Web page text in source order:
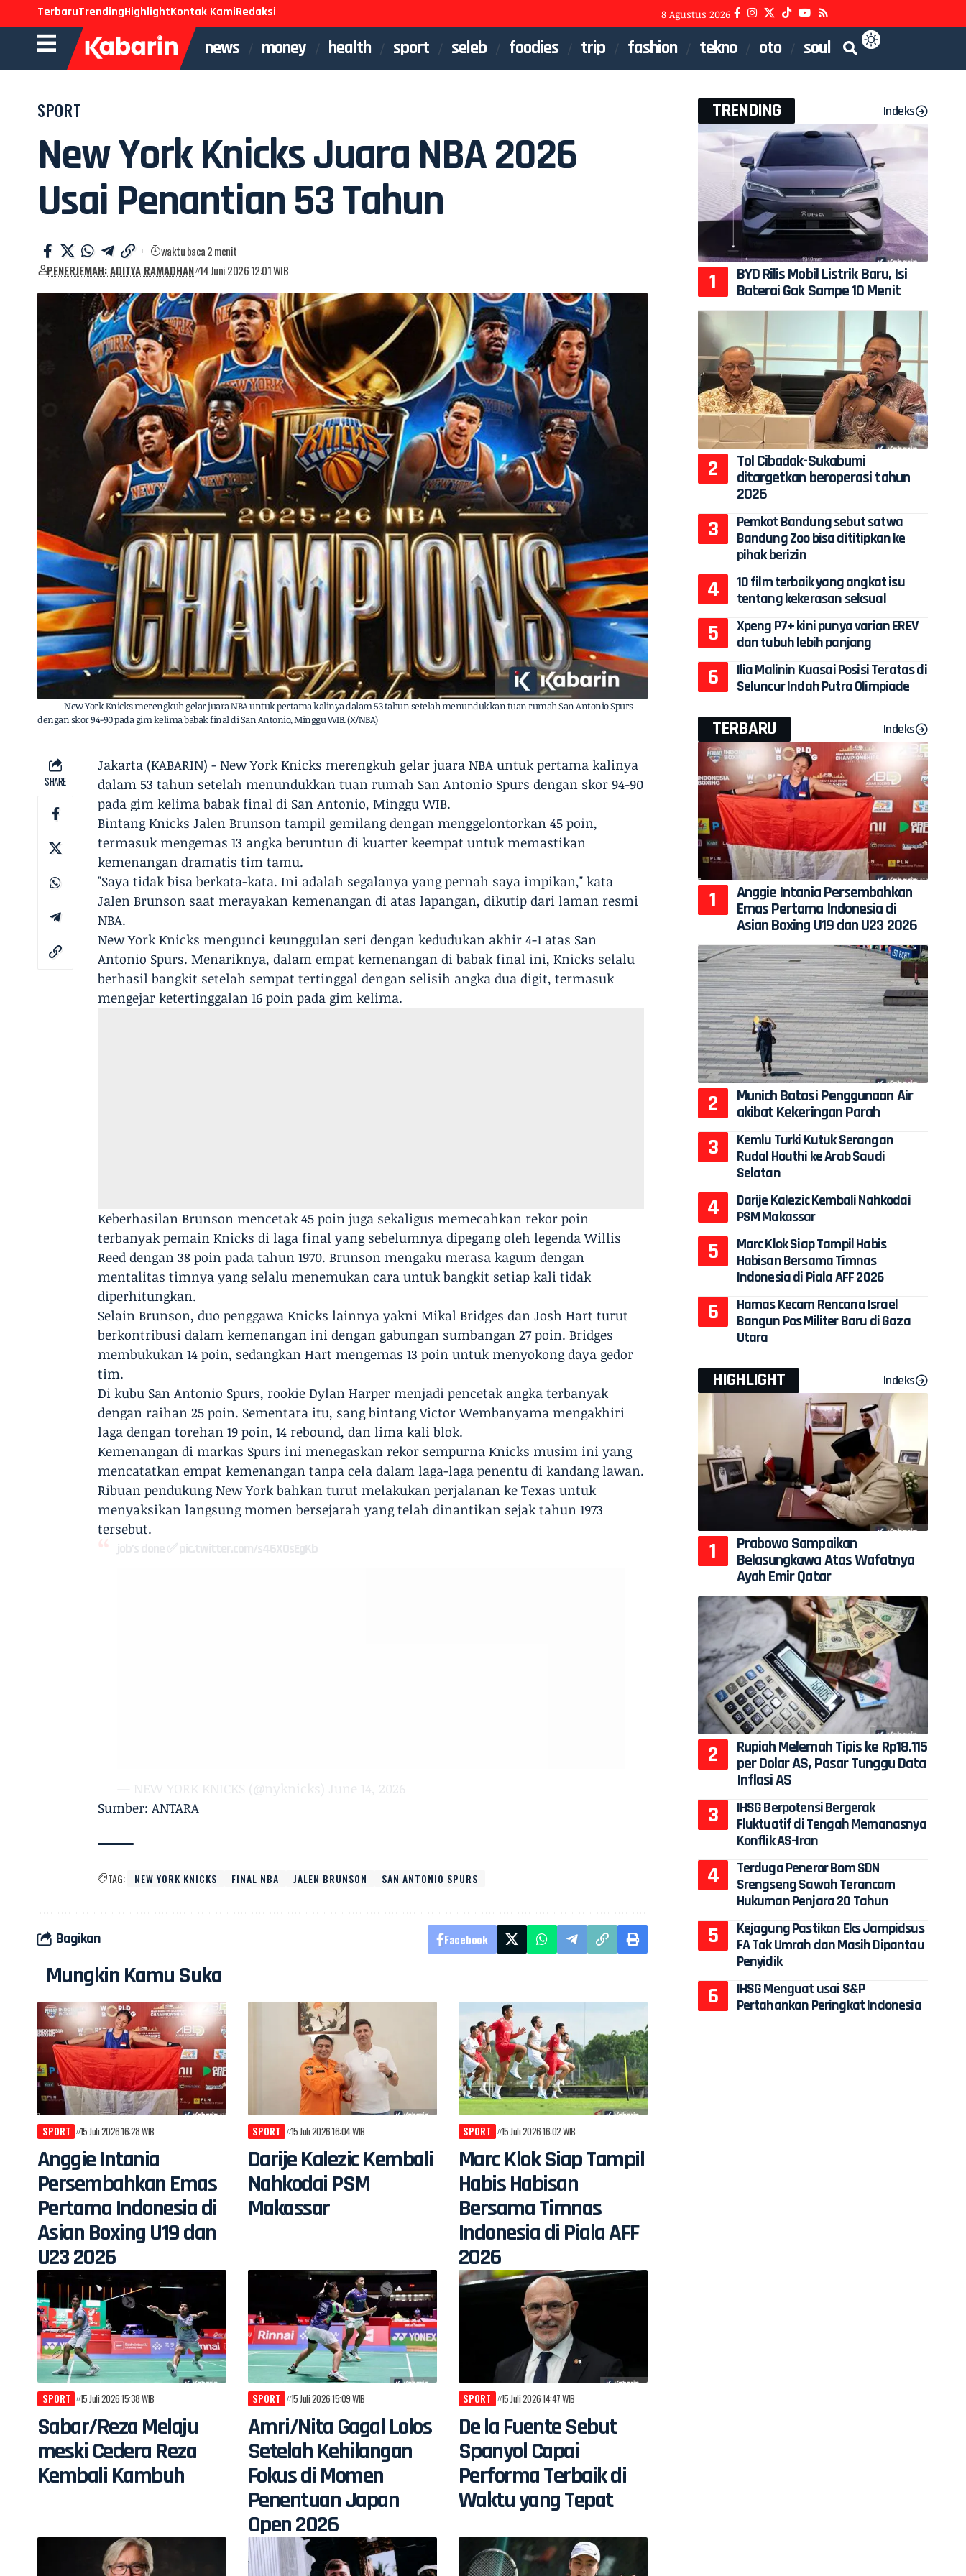
TerbaruTrendingHighlightKontak KamiRedaksi 8 Agustus 2026
news money health sport seleb foodies trip fashion tekno oto soul
SPORT
New York Knicks Juara NBA 2026
Usai Penantian 53 Tahun
PENERJEMAH: ADITYA RAMADHAN 14 Juni 2026 12:01 WIB
waktu baca 2 menit
New York Knicks merengkuh gelar juara NBA untuk pertama kalinya dalam 53 tahun setelah menundukkan tuan rumah San Antonio Spurs
dengan skor 94-90 pada gim kelima babak final di San Antonio, Minggu WIB. (X/NBA)
SHARE
Jakarta (KABARIN) - ​New York Knicks merengkuh gelar juara NBA untuk pertama kalinya
dalam 53 tahun setelah menundukkan tuan rumah San Antonio Spurs dengan skor 94-90
pada gim kelima babak final di San Antonio, Minggu WIB.
Bintang Knicks Jalen Brunson tampil gemilang dengan menggelontorkan 45 poin,
termasuk mengemas 13 angka beruntun di kuarter keempat untuk memastikan
kemenangan dramatis tim tamu.
​"Saya tidak bisa berkata-kata. Ini adalah segalanya yang pernah saya impikan," kata
Jalen Brunson saat merayakan kemenangan di atas lapangan, dikutip dari laman resmi
NBA.
​New York Knicks mengunci keunggulan seri dengan kedudukan akhir 4-1 atas San
Antonio Spurs. Menariknya, dalam empat kemenangan di babak final ini, Knicks selalu
berhasil bangkit setelah sempat tertinggal dengan selisih angka dua digit, termasuk
mengejar ketertinggalan 16 poin pada gim kelima.
​Keberhasilan Brunson mencetak 45 poin juga sekaligus memecahkan rekor poin
terbanyak pemain Knicks di laga final yang sebelumnya dipegang oleh legenda Willis
Reed dengan 38 poin pada tahun 1970. Brunson mengaku merasa kagum dengan
mentalitas timnya yang selalu menemukan cara untuk bangkit setiap kali tidak
diperhitungkan.
​Selain Brunson, duo penggawa Knicks lainnya yakni Mikal Bridges dan Josh Hart turut
berkontribusi dalam kemenangan ini dengan gabungan sumbangan 27 poin. Bridges
membukukan 14 poin, sedangkan Hart mengemas 13 poin untuk menyokong daya gedor
tim.
​Di kubu San Antonio Spurs, rookie Dylan Harper menjadi pencetak angka terbanyak
dengan raihan 25 poin. Sementara itu, sang bintang Victor Wembanyama mengakhiri
laga dengan torehan 19 poin, 14 rebound, dan lima kali blok.
​Kemenangan di markas Spurs ini menegaskan rekor sempurna Knicks musim ini yang
mencatatkan empat kemenangan tanpa cela dalam laga-laga penentu di kandang lawan.
Ribuan pendukung New York bahkan turut melakukan perjalanan ke Texas untuk
menyaksikan langsung momen bersejarah yang telah dinantikan sejak tahun 1973
tersebut.
job’s done ✅pic.twitter.com/s46XOsEgKb
— NEW YORK KNICKS (@nyknicks) June 14, 2026
Sumber: ANTARA
TAG: NEW YORK KNICKS FINAL NBA JALEN BRUNSON SAN ANTONIO SPURS
Bagikan Facebook
Mungkin Kamu Suka
SPORT 15 Juli 2026 16:28 WIB
Anggie Intania
Persembahkan Emas
Pertama Indonesia di
Asian Boxing U19 dan
U23 2026
SPORT 15 Juli 2026 16:04 WIB
Darije Kalezic Kembali
Nahkodai PSM
Makassar
SPORT 15 Juli 2026 16:02 WIB
Marc Klok Siap Tampil
Habis Habisan
Bersama Timnas
Indonesia di Piala AFF
2026
SPORT 15 Juli 2026 15:38 WIB
Sabar/Reza Melaju
meski Cedera Reza
Kembali Kambuh
SPORT 15 Juli 2026 15:09 WIB
Amri/Nita Gagal Lolos
Setelah Kehilangan
Fokus di Momen
Penentuan Japan
Open 2026
SPORT 15 Juli 2026 14:47 WIB
De la Fuente Sebut
Spanyol Capai
Performa Terbaik di
Waktu yang Tepat
TRENDING Indeks
BYD Rilis Mobil Listrik Baru, Isi
Baterai Gak Sampe 10 Menit
Tol Cibadak-Sukabumi
ditargetkan beroperasi tahun
2026
Pemkot Bandung sebut satwa
Bandung Zoo bisa dititipkan ke
pihak berizin
10 film terbaik yang angkat isu
tentang kekerasan seksual
Xpeng P7+ kini punya varian EREV
dan tubuh lebih panjang
Ilia Malinin Kuasai Posisi Teratas di
Seluncur Indah Putra Olimpiade
TERBARU Indeks
Anggie Intania Persembahkan
Emas Pertama Indonesia di
Asian Boxing U19 dan U23 2026
Munich Batasi Penggunaan Air
akibat Kekeringan Parah
Kemlu Turki Kutuk Serangan
Rudal Houthi ke Arab Saudi
Selatan
Darije Kalezic Kembali Nahkodai
PSM Makassar
Marc Klok Siap Tampil Habis
Habisan Bersama Timnas
Indonesia di Piala AFF 2026
Hamas Kecam Rencana Israel
Bangun Pos Militer Baru di Gaza
Utara
HIGHLIGHT Indeks
Prabowo Sampaikan
Belasungkawa Atas Wafatnya
Ayah Emir Qatar
Rupiah Melemah Tipis ke Rp18.115
per Dolar AS, Pasar Tunggu Data
Inflasi AS
IHSG Berpotensi Bergerak
Fluktuatif di Tengah Memanasnya
Konflik AS-Iran
Terduga Peneror Bom SDN
Srengseng Sawah Terancam
Hukuman Penjara 20 Tahun
Kejagung Pastikan Eks Jampidsus
FA Tak Umrah dan Masih Dipantau
Penyidik
IHSG Menguat usai S&P
Pertahankan Peringkat Indonesia